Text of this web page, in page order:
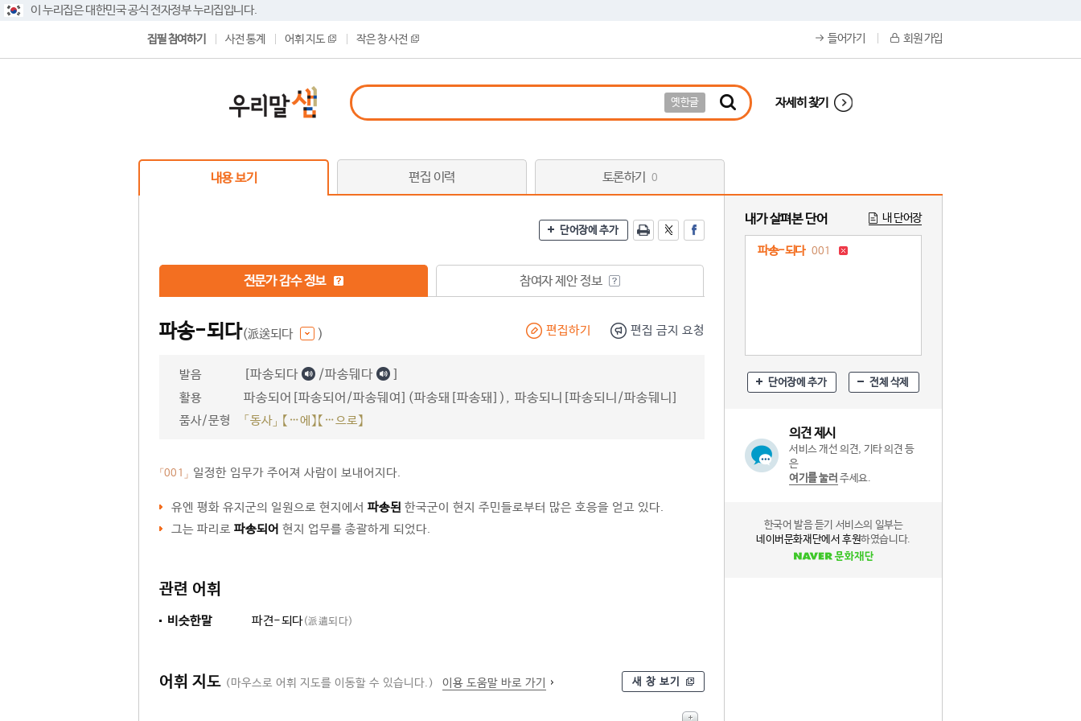
이 누리집은 대한민국 공식 전자정부 누리집입니다.
집필 참여하기 사전 통계 어휘 지도 작은 창 사전 들어가기 회원 가입
옛한글 자세히 찾기
내용 보기 편집 이력 토론하기 0
단어장에 추가
전문가 감수 정보 참여자 제안 정보
파송-되다(派送되다 ) 편집하기 편집 금지 요청
발음 [파송되다 /파송뒈다 ]
활용 파송되어[파송되어/파송뒈여](파송돼[파송돼]), 파송되니[파송되니/파송뒈니]
품사/문형 「동사」 【…에】【…으로】
「001」 일정한 임무가 주어져 사람이 보내어지다.
유엔 평화 유지군의 일원으로 현지에서 파송된 한국군이 현지 주민들로부터 많은 호응을 얻고 있다.
그는 파리로 파송되어 현지 업무를 총괄하게 되었다.
관련 어휘
비슷한말 파견-되다(派遣되다)
어휘 지도 (마우스로 어휘 지도를 이동할 수 있습니다.) 이용 도움말 바로 가기 새 창 보기
내가 살펴본 단어 내 단어장
파송-되다 001
단어장에 추가 전체 삭제
의견 제시
서비스 개선 의견, 기타 의견 등
은
여기를 눌러 주세요.
한국어 발음 듣기 서비스의 일부는
네이버문화재단에서 후원하였습니다.